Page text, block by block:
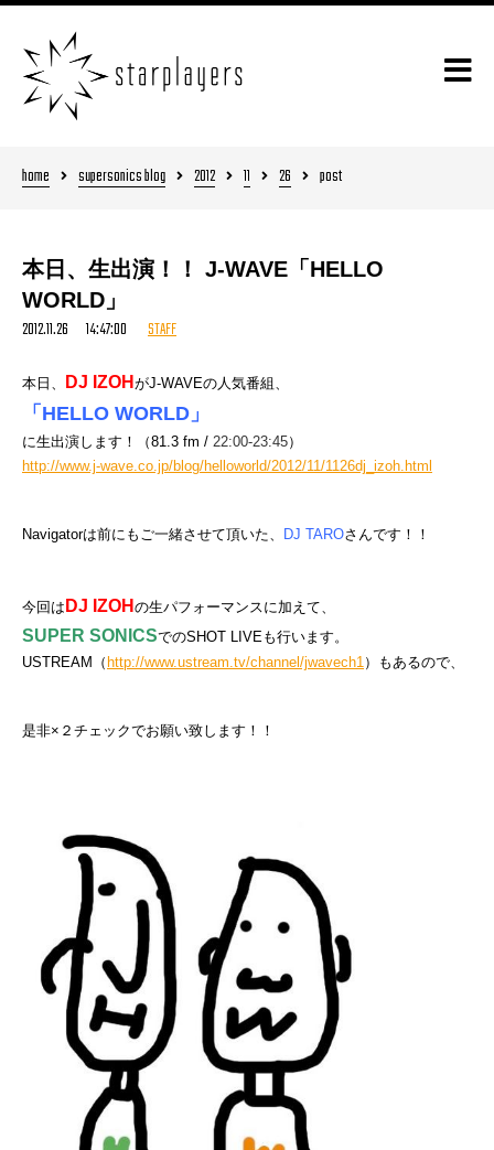
home supersonics blog 2012 11 26 post
本日、生出演！！ J-WAVE「HELLO
WORLD」
2012.11.26 14:47:00 STAFF
本日、 DJ IZOH がJ-WAVEの人気番組、
「HELLO WORLD」
に生出演します！（81.3 fm / 22:00-23:45）
http://www.j-wave.co.jp/blog/helloworld/2012/11/1126dj_izoh.html
Navigatorは前にもご一緒させて頂いた、 DJ TAROさんです！！
今回は DJ IZOH の生パフォーマンスに加えて、
SUPER SONICSでのSHOT LIVEも行います。
USTREAM（http://www.ustream.tv/channel/jwavech1 ）もあるので、
是非×２チェックでお願い致します！！